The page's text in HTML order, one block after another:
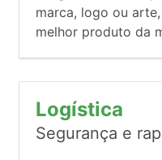
marca, logo ou
melhor produto da
Logística
Segurança e